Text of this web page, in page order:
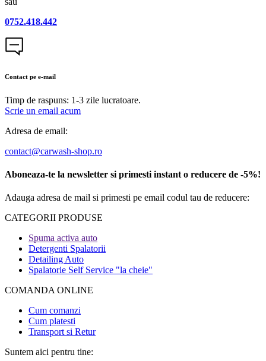
0752.418.442
Contact pe e-mail
Timp de raspuns: 1-3 zile lucratoare.
Scrie un email acum
Adresa de email:
contact@carwash-shop.ro
Aboneaza-te la newsletter si primesti instant o reducere de -5%!
Adauga adresa de mail si primesti pe email codul tau de reducere:
CATEGORII PRODUSE​
Spuma activa auto
Detergenti Spalatorii
Detailing Auto
Spalatorie Self Service "la cheie"
COMANDA ONLINE​
Cum comanzi
Cum platesti
Transport si Retur
Suntem aici pentru tine: